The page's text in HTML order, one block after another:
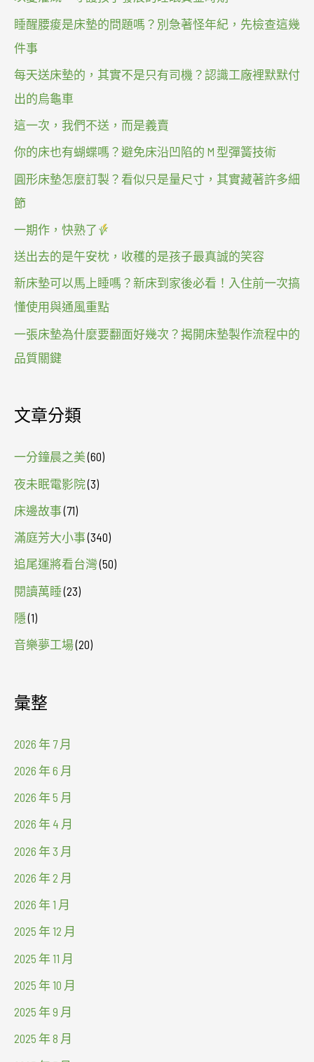
睡醒腰痠是床墊的問題嗎？別急著怪年紀，先檢查這幾
件事
每天送床墊的，其實不是只有司機？認識工廠裡默默付
出的烏龜車
這一次，我們不送，而是義賣
你的床也有蝴蝶嗎？避免床沿凹陷的 M 型彈簧技術
圓形床墊怎麼訂製？看似只是量尺寸，其實藏著許多細
節
一期作，快熟了
送出去的是午安枕，收穫的是孩子最真誠的笑容
新床墊可以馬上睡嗎？新床到家後必看！入住前一次搞
懂使用與通風重點
一張床墊為什麼要翻面好幾次？揭開床墊製作流程中的
品質關鍵
文章分類
一分鐘晨之美(60)
夜未眠電影院(3)
床邊故事(71)
滿庭芳大小事(340)
追尾運將看台灣(50)
閱讀萬睡(23)
隱(1)
音樂夢工場(20)
彙整
2026 年 7 月
2026 年 6 月
2026 年 5 月
2026 年 4 月
2026 年 3 月
2026 年 2 月
2026 年 1 月
2025 年 12 月
2025 年 11 月
2025 年 10 月
2025 年 9 月
2025 年 8 月